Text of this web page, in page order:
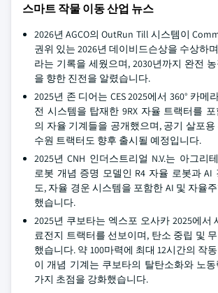
스마트 작물 이동 산업 뉴스
2026년 AGCO의 OutRun Till 시스템이
권위 있는 2026년 데이비드슨상을 수상하
라는 기록을 세웠으며, 2030년까지 완전
을 향한 진전을 알렸습니다.
2025년 존 디어는 CES 2025에서 360° 카메
전 시스템을 탑재한 9RX 자율 트랙터를
의 자율 기계들을 공개했으며, 공기 살포용
수원 트랙터도 향후 출시될 예정입니다.
2025년 CNH 인더스트리얼 N.V.는 아그리
로봇 개념 증명 모델인 R4 자율 로봇과 AI
도, 자율 경운 시스템을 포함한 AI 및 자율
했습니다.
2025년 쿠보타는 엑스포 오사카 2025에서
료전지 트랙터를 선보이며, 탄소 중립 및
했습니다. 약 100마력에 최대 12시간의 작
이 개념 기계는 쿠보타의 탈탄소화와 노
가지 초점을 강화했습니다.